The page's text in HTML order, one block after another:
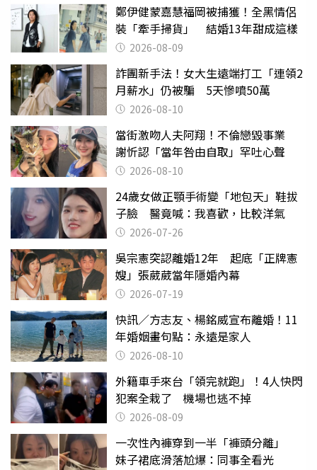
鄭伊健蒙嘉慧福岡被捕獲！全黑情侶
裝「牽手掃貨」 結婚13年甜成這樣
2026-08-09
詐團新手法！女大生遠端打工「連領2
月薪水」仍被騙 5天慘噴50萬
2026-08-10
當街激吻人夫阿翔！不倫戀毀事業
謝忻認「當年咎由自取」罕吐心聲
2026-08-10
24歲女做正顎手術變「地包天」鞋拔
子臉 醫竟喊：我喜歡，比較洋氣
2026-07-26
吳宗憲突認離婚12年 起底「正牌憲
嫂」張葳葳當年隱婚內幕
2026-07-19
快訊／方志友、楊銘威宣布離婚！11
年婚姻畫句點：永遠是家人
2026-08-10
外籍車手來台「領完就跑」！4人快閃
犯案全栽了 機場也逃不掉
2026-08-09
一次性內褲穿到一半「褲頭分離」
妹子裙底滑落尬爆：同事全看光